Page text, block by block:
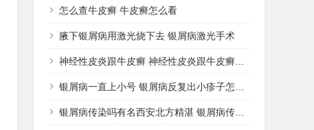
怎么查牛皮癣 牛皮癣怎么看
腋下银屑病用激光烧下去 银屑病激光手术
神经性皮炎跟牛皮癣 神经性皮炎跟牛皮癣哪个好治
银屑病一直上小号 银屑病反复出小疹子怎么办好
银屑病传染吗有名西安北方精湛 银屑病传播途径